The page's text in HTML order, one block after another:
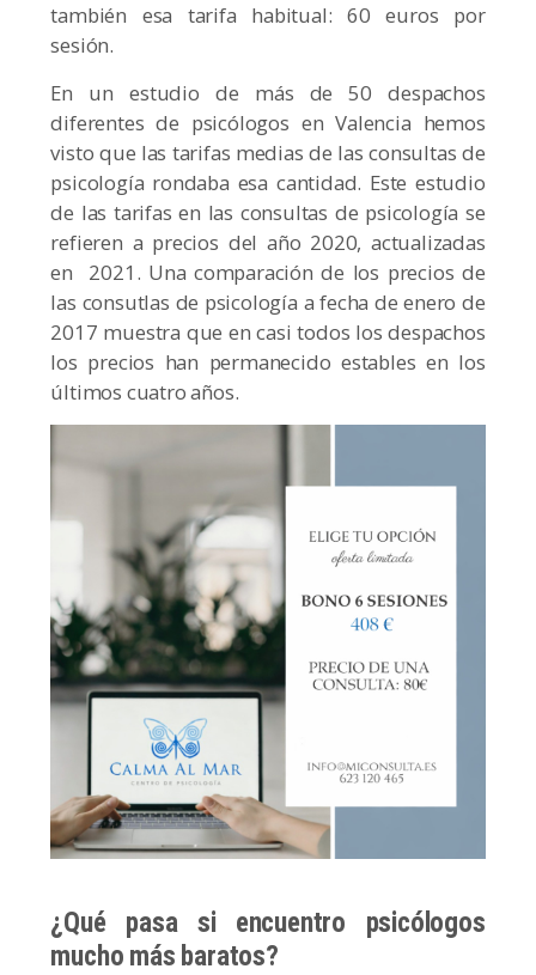
también esa tarifa habitual: 60 euros por
sesión.
En un estudio de más de 50 despachos
diferentes de psicólogos en Valencia hemos
visto que las tarifas medias de las consultas de
psicología rondaba esa cantidad. Este estudio
de las tarifas en las consultas de psicología se
refieren a precios del año 2020, actualizadas
en 2021. Una comparación de los precios de
las consutlas de psicología a fecha de enero de
2017 muestra que en casi todos los despachos
los precios han permanecido estables en los
últimos cuatro años.
¿Qué pasa si encuentro psicólogos
mucho más baratos?